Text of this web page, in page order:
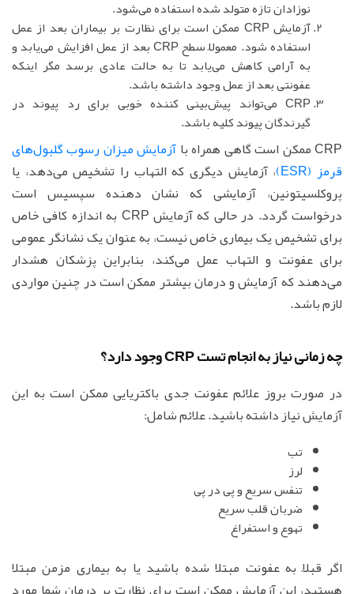
نوزادان تازه متولد شده استفاده می‌شود.
آزمایش CRP ممکن است برای نظارت بر بیماران بعد از عمل
استفاده شود. معمولاً سطح CRP بعد از عمل افزایش می‌یابد و
به آرامی کاهش می‌یابد تا به حالت عادی برسد مگر اینکه
عفونتی بعد از عمل وجود داشته باشد.
CRP می‌تواند پیش‌بینی کننده خوبی برای رد پیوند در
گیرندگان پیوند کلیه باشد.
CRP ممکن است گاهی همراه با
آزمایش میزان رسوب گلبول‌های
قرمز (ESR)
، آزمایش دیگری که التهاب را تشخیص می‌دهد، یا
پروکلسیتونین، آزمایشی که نشان دهنده سپسیس است
درخواست گردد. در حالی که آزمایش CRP به اندازه کافی خاص
برای تشخیص یک بیماری خاص نیست، به عنوان یک نشانگر عمومی
برای عفونت و التهاب عمل می‌کند، بنابراین پزشکان هشدار
می‌دهند که آزمایش و درمان بیشتر ممکن است در چنین مواردی
لازم باشد.
چه زمانی نیاز به انجام تست CRP وجود دارد؟
در صورت بروز علائم عفونت جدی باکتریایی ممکن است به این
آزمایش نیاز داشته باشید. علائم شامل:
تب
لرز
تنفس سریع و پی در پی
ضربان قلب سریع
تهوع و استفراغ
اگر قبلاً به عفونت مبتلا شده باشید یا به بیماری مزمن مبتلا